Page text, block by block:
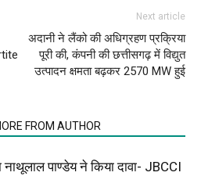
Next article
अदानी ने लैंको की अधिग्रहण प्रक्रिया
पूरी की, कंपनी की छत्तीसगढ़ में विद्युत
उत्पादन क्षमता बढ़कर 2570 MW हुई
FROM AUTHOR
पाण्डेय ने किया दावा- JBCCI